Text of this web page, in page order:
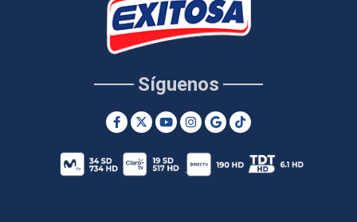
Síguenos